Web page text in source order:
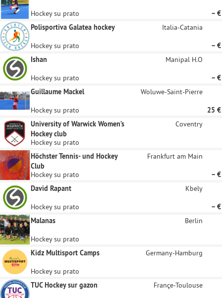
Hockey su prato
– €
Polisportiva Galatea hockey
Italia-Catania
Hockey su prato
– €
Ishan
Manipal H.O
Hockey su prato
– €
Guillaume Mackel
Woluwe-Saint-Pierre
Hockey su prato
25 €
University of Warwick Women’s
Hockey club
Coventry
Hockey su prato
Höchster Tennis- und Hockey
Club
Frankfurt am Main
Hockey su prato
– €
David Rapant
Kbely
Hockey su prato
– €
Malanas
Berlin
Hockey su prato
Kidz Multisport Camps
Germany-Hamburg
Hockey su prato
TUC Hockey sur gazon
Françe-Toulouse